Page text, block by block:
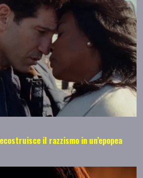
il razzismo in un’epopea